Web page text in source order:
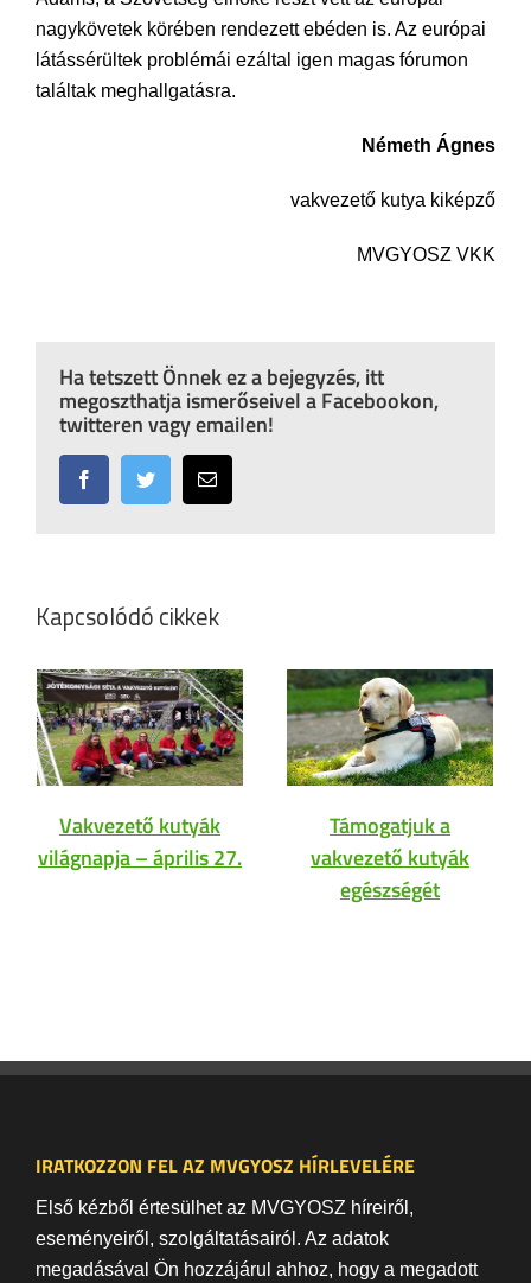
nagykövetek körében rendezett ebéden is. Az európai
látássérültek problémái ezáltal igen magas fórumon
találtak meghallgatásra.
Németh Ágnes
vakvezető kutya kiképző
MVGYOSZ VKK
Ha tetszett Önnek ez a bejegyzés, itt
megoszthatja ismerőseivel a Facebookon,
twitteren vagy emailen!
FacebookTwitter Email:
Kapcsolódó cikkek
Vakvezető kutyák
világnapja – április 27.
Támogatjuk a
vakvezető kutyák
egészségét
IRATKOZZON FEL AZ MVGYOSZ HÍRLEVELÉRE
Első kézből értesülhet az MVGYOSZ híreiről,
eseményeiről, szolgáltatásairól. Az adatok
megadásával Ön hozzájárul ahhoz, hogy a megadott